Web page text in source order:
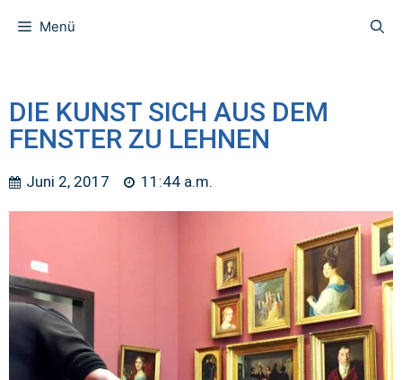
Menü
DIE KUNST SICH AUS DEM
FENSTER ZU LEHNEN
Juni 2, 2017 11:44 a.m.